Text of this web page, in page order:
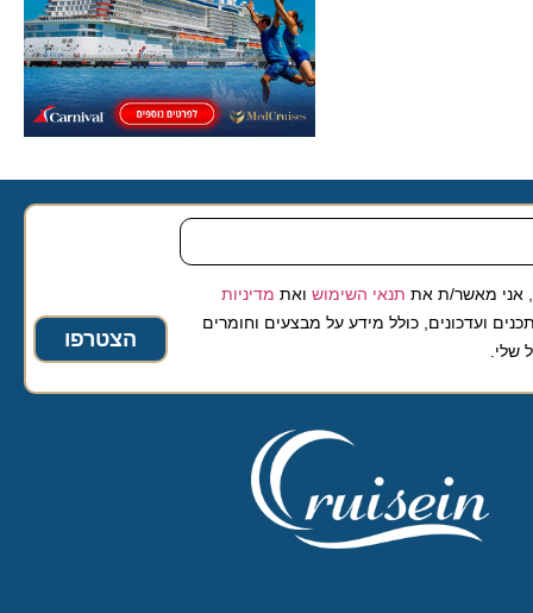
מאשר/ת אתתנאי השימושואת מדיניות
כולל מידע על מבצעים וחומרים
הצטרפו